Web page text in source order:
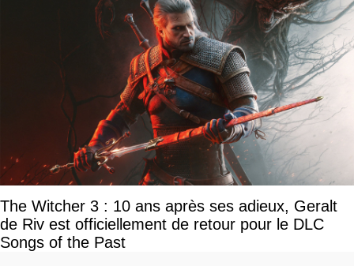
The Witcher 3 : 10 ans après ses adieux, Geralt
de Riv est officiellement de retour pour le DLC
Songs of the Past